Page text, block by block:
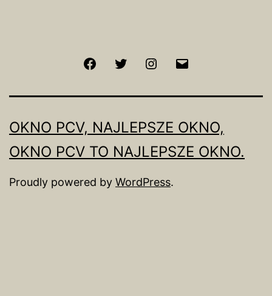
FacebookTwitter Instagram
OKNO PCV, NAJLEPSZE OKNO,
OKNO PCV TO NAJLEPSZE OKNO.
Proudly powered by WordPress.